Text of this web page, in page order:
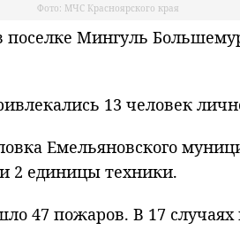
Фото: МЧС Красноярского края
Мингуль
13 человек
Емельяновского
2 единицы техники.
47 пожаров. В 17